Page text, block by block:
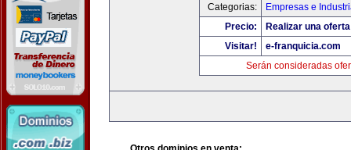
Categorias:
Empresas e
Precio:
Realizar una
Visitar!
e-franquicia.com
Serán consideradas